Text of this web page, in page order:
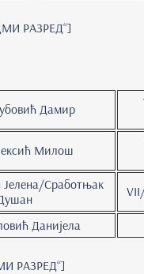
РАЗРЕД“]
Дамир
Милош
Сработњак
Данијела
РАЗРЕД“]